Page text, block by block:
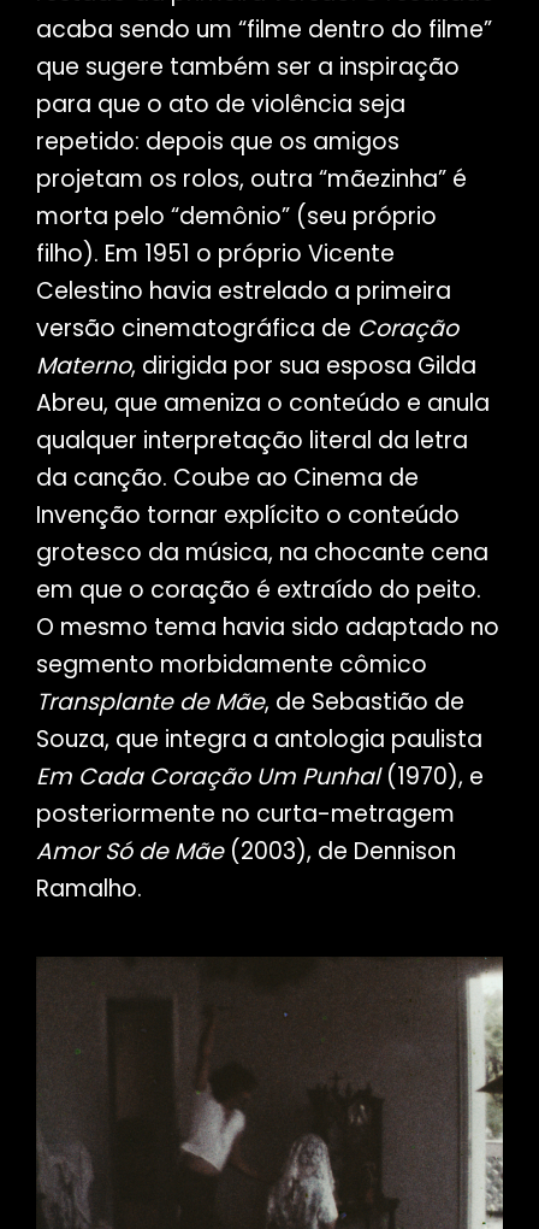
acaba sendo um “filme dentro do filme”
que sugere também ser a inspiração
para que o ato de violência seja
repetido: depois que os amigos
projetam os rolos, outra “mãezinha” é
morta pelo “demônio” (seu próprio
filho). Em 1951 o próprio Vicente
Celestino havia estrelado a primeira
versão cinematográfica de Coração
Materno, dirigida por sua esposa Gilda
Abreu, que ameniza o conteúdo e anula
qualquer interpretação literal da letra
da canção. Coube ao Cinema de
Invenção tornar explícito o conteúdo
grotesco da música, na chocante cena
em que o coração é extraído do peito.
O mesmo tema havia sido adaptado no
segmento morbidamente cômico
Transplante de Mãe, de Sebastião de
Souza, que integra a antologia paulista
Em Cada Coração Um Punhal(1970), e
posteriormente no curta-metragem
Amor Só de Mãe(2003), de Dennison
Ramalho.